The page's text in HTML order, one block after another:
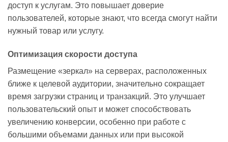
доступ к услугам. Это повышает доверие
пользователей, которые знают, что всегда смогут найти
нужный товар или услугу.
Оптимизация скорости доступа
Размещение «зеркал» на серверах, расположенных
ближе к целевой аудитории, значительно сокращает
время загрузки страниц и транзакций. Это улучшает
пользовательский опыт и может способствовать
увеличению конверсии, особенно при работе с
большими объемами данных или при высокой